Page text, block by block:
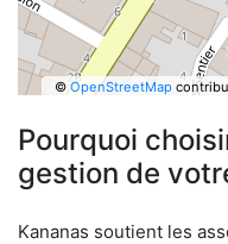
©OpenStreetMap
Pourquoi
gestion de
Kananas soutient les